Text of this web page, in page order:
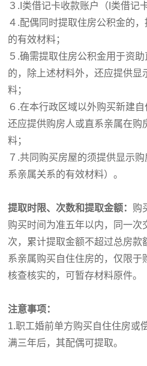
３. I类借记卡收款账户（ I类借记
４.配偶同时提取住房公积金的
的有效材料；
５.确需提取住房公积金用于资
的，除上述材料外，还应提供显
料；
６.在本行政区域以外购买新建
还应提供购房人或直系亲属在购
料；
７.共同购买房屋的须提供显示
系亲属关系的有效材料）。
提取时限、次数和提取金额： 购
购买时间为准五年以内，同一次
次，累计提取金额不超过总房款
系亲属购买自住住房的，仅限于
核查核实的，可暂存材料原件。
注意事项：
1.职工婚前单方购买自住住房或
满三年后，其配偶可提取。